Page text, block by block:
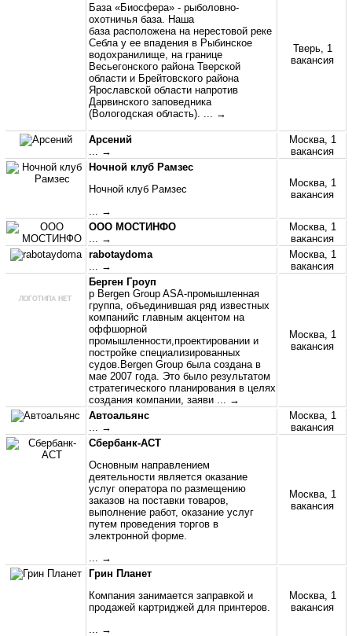
База «Биосфера» - рыболовно-
охотничья база. Наша
база расположена на нерестовой реке
Себла у ее впадения в Рыбинское
водохранилище, на границе
Весьегонского района Тверской
области и Брейтовского района
Ярославской области напротив
Дарвинского заповедника
(Вологодская область).
... →
Тверь, 1
вакансия
Арсений
... →
Москва, 1
вакансия
Ночной клуб Рамзес
Ночной клуб Рамзес
... →
Москва, 1
вакансия
ООО МОСТИНФО
... →
Москва, 1
вакансия
rabotaydoma
... →
Москва, 1
вакансия
Берген Гроуп
p Bergen Group ASA-промышленная
группа, объединившая ряд известных
компанийс главным акцентом на
оффшорной
промышленности,проектировании и
постройке специализированных
судов.Bergen Group была создана в
мае 2007 года. Это было результатом
стратегического планирования в целях
создания компании, заяви
... →
Москва, 1
вакансия
Автоальянс
... →
Москва, 1
вакансия
Сбербанк-АСТ
Основным направлением
деятельности является оказание
услуг оператора по размещению
заказов на поставки товаров,
выполнение работ, оказание услуг
путем проведения торгов в
электронной форме.
... →
Москва, 1
вакансия
Грин Планет
Компания занимается заправкой и
продажей картриджей для принтеров.
... →
Москва, 1
вакансия